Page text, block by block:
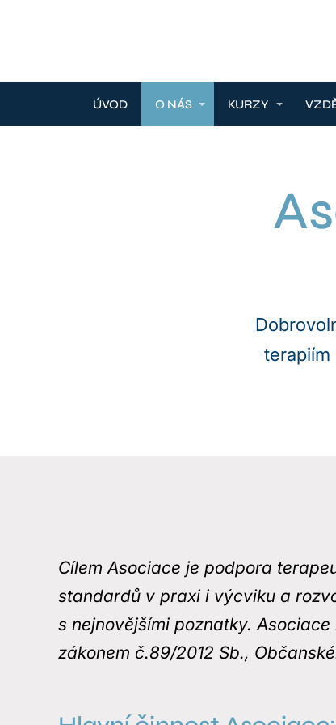
ÚVOD O NÁS KURZY
terapiím
Cílem Asociace je podpora
standardů v praxi i výcviku a
s nejnovějšími poznatky.
zákonem č.89/2012 Sb.,